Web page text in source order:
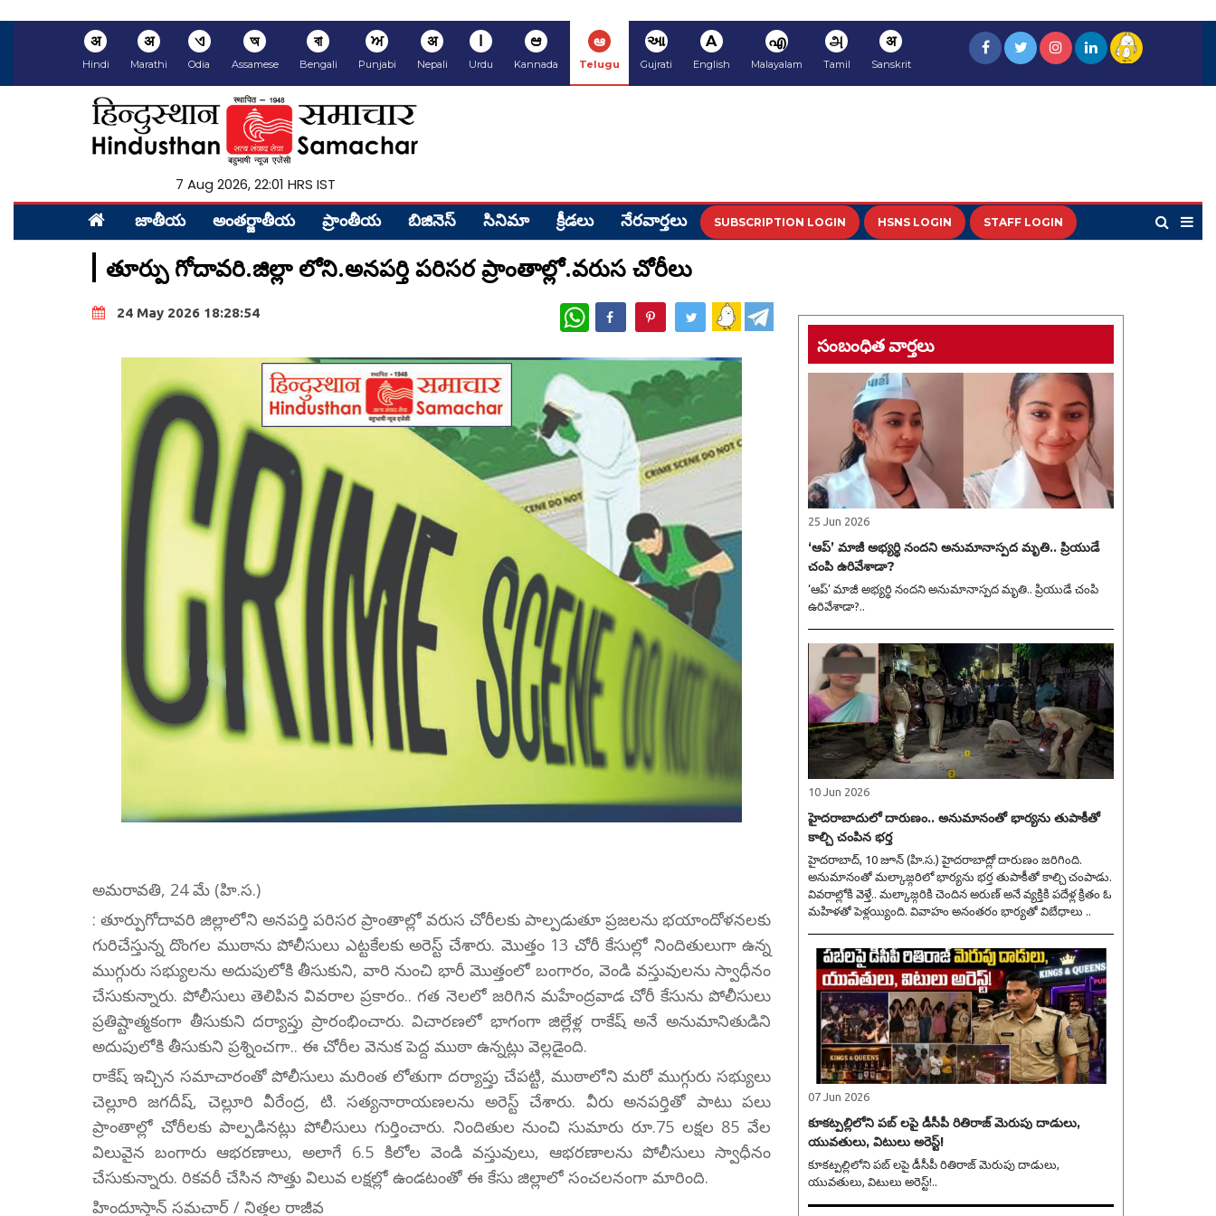
अ
Hindi
अ
Marathi
ଏ
Odia
অ
Assamese
বা
Bengali
ਅ
Punjabi
अ
Nepali
ا
Urdu
ಆ
Kannada
ఆ
Telugu
આ
Gujrati
A
English
എ
Malayalam
அ
Tamil
अ
Sanskrit
7 Aug 2026, 22:02 HRS IST
జాతీయ అంత‌ర్జాతీయ ప్రాంతీయ‌ బిజినెస్ సినిమా క్రీడ‌లు నేర‌వార్త‌లు SUBSCRIPTION LOGIN HSNS LOGIN STAFF LOGIN
తూర్పు గోదావరి.జిల్లా లోని.అనపర్తి పరిసర ప్రాంతాల్లో.వరుస చోరీలు
24 May 2026 18:28:54 WhatsApp
అమరావతి, 24 మే (హి.స.)
: తూర్పుగోదావరి జిల్లాలోని అనపర్తి పరిసర ప్రాంతాల్లో వరుస చోరీలకు పాల్పడుతూ ప్రజలను భయాందోళనలకు
గురిచేస్తున్న దొంగల ముఠాను పోలీసులు ఎట్టకేలకు అరెస్ట్ చేశారు. మొత్తం 13 చోరీ కేసుల్లో నిందితులుగా ఉన్న
ముగ్గురు సభ్యులను అదుపులోకి తీసుకుని, వారి నుంచి భారీ మొత్తంలో బంగారం, వెండి వస్తువులను స్వాధీనం
చేసుకున్నారు. పోలీసులు తెలిపిన వివరాల ప్రకారం.. గత నెలలో జరిగిన మహేంద్రవాడ చోరీ కేసును పోలీసులు
ప్రతిష్టాత్మకంగా తీసుకుని దర్యాప్తు ప్రారంభించారు. విచారణలో భాగంగా జిల్లేళ్ల రాకేష్ అనే అనుమానితుడిని
అదుపులోకి తీసుకుని ప్రశ్నించగా.. ఈ చోరీల వెనుక పెద్ద ముఠా ఉన్నట్లు వెల్లడైంది.
రాకేష్ ఇచ్చిన సమాచారంతో పోలీసులు మరింత లోతుగా దర్యాప్తు చేపట్టి, ముఠాలోని మరో ముగ్గురు సభ్యులు
చెల్లూరి జగదీష్, చెల్లూరి వీరేంద్ర, టి. సత్యనారాయణలను అరెస్ట్ చేశారు. వీరు అనపర్తితో పాటు పలు
ప్రాంతాల్లో చోరీలకు పాల్పడినట్లు పోలీసులు గుర్తించారు. నిందితుల నుంచి సుమారు రూ.75 లక్షల 85 వేల
విలువైన బంగారు ఆభరణాలు, అలాగే 6.5 కిలోల వెండి వస్తువులు, ఆభరణాలను పోలీసులు స్వాధీనం
చేసుకున్నారు. రికవరీ చేసిన సొత్తు విలువ లక్షల్లో ఉండటంతో ఈ కేసు జిల్లాలో సంచలనంగా మారింది.
హిందూస్తాన్ సమచార్ / నిత్తల రాజీవ
సంబంధిత వార్తలు
25 Jun 2026
‘ఆప్’ మాజీ అభ్యర్థి నందని అనుమానాస్పద మృతి.. ప్రియుడే
చంపి ఉరివేశాడా?
‘ఆప్’ మాజీ అభ్యర్థి నందని అనుమానాస్పద మృతి.. ప్రియుడే చంపి
ఉరివేశాడా?..
10 Jun 2026
హైదరాబాదులో దారుణం.. అనుమానంతో భార్యను తుపాకీతో
కాల్చి చంపిన భర్త
హైదరాబాద్, 10 జూన్ (హి.స.) హైదరాబాద్లో దారుణం జరిగింది.
అనుమానంతో మల్కాజ్గరిలో భార్యను భర్త తుపాకీతో కాల్చి చంపాడు.
వివరాల్లోకి వెళ్తే.. మల్కాజ్గరికి చెందిన అరుణ్ అనే వ్యక్తికి పదేళ్ల క్రితం ఓ
మహిళతో పెళ్లయ్యింది. వివాహం అనంతరం భార్యతో విబేధాలు ..
07 Jun 2026
కూకట్పల్లిలోని పబ్ లపై డీసీపీ రితిరాజ్ మెరుపు దాడులు,
యువతులు, విటులు అరెస్ట్!
కూకట్పల్లిలోని పబ్ లపై డీసీపీ రితిరాజ్ మెరుపు దాడులు,
యువతులు, విటులు అరెస్ట్!..